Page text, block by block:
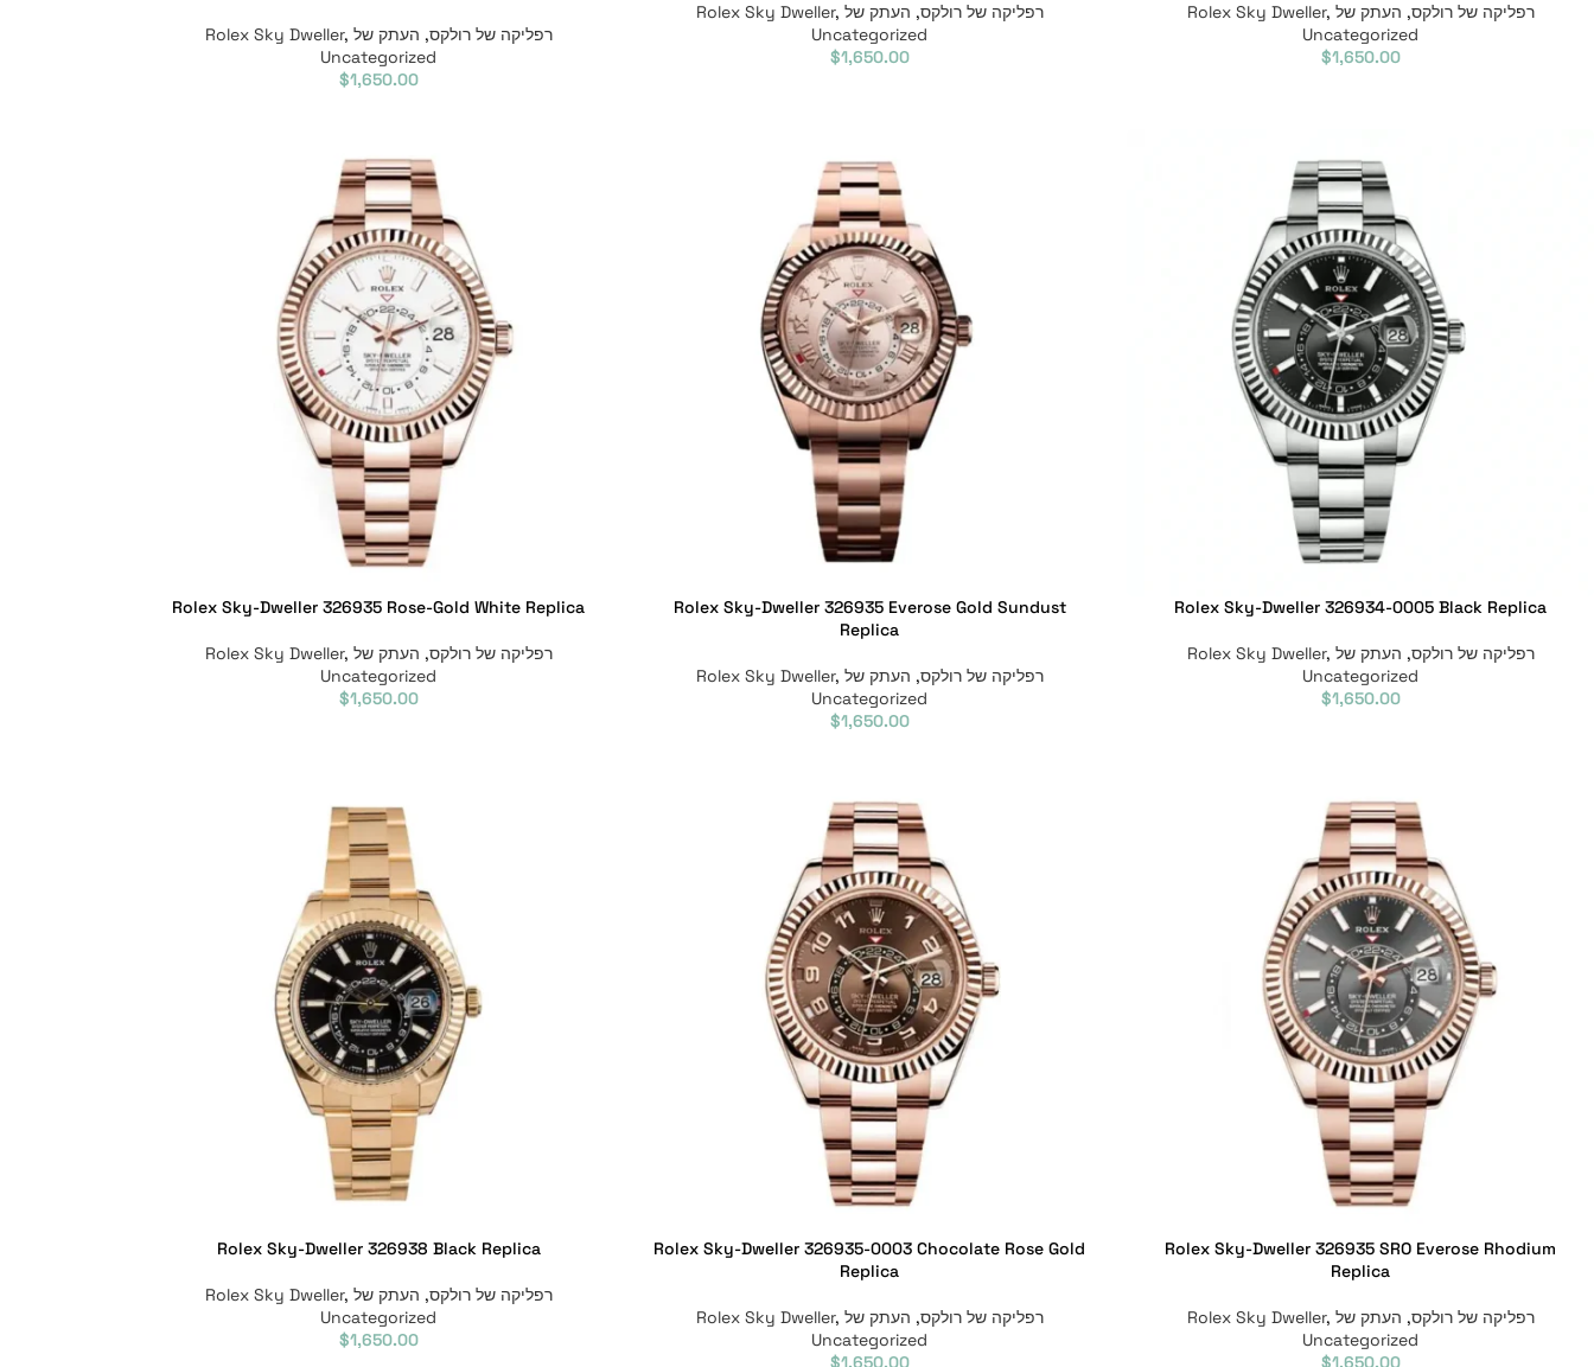
רפליקה של רולקס, העתק של Rolex Sky Dweller ,
Uncategorized
$1,650.00
רפליקה של רולקס, העתק של Rolex Sky Dweller ,
Uncategorized
$1,650.00
רפליקה של רולקס, העתק של Rolex Sky Dweller ,
Uncategorized
$1,650.00
Rolex Sky-Dweller 326934-0005 Black Replica
רפליקה של רולקס, העתק של Rolex Sky Dweller ,
Uncategorized
$1,650.00
Rolex Sky-Dweller 326935 Everose Gold Sundust
Replica
רפליקה של רולקס, העתק של Rolex Sky Dweller ,
Uncategorized
$1,650.00
Rolex Sky-Dweller 326935 Rose-Gold White Replica
רפליקה של רולקס, העתק של Rolex Sky Dweller ,
Uncategorized
$1,650.00
Rolex Sky-Dweller 326935 SRO Everose Rhodium
Replica
רפליקה של רולקס, העתק של Rolex Sky Dweller ,
Uncategorized
$1,650.00
Rolex Sky-Dweller 326935-0003 Chocolate Rose Gold
Replica
רפליקה של רולקס, העתק של Rolex Sky Dweller ,
Uncategorized
$1,650.00
Rolex Sky-Dweller 326938 Black Replica
רפליקה של רולקס, העתק של Rolex Sky Dweller ,
Uncategorized
$1,650.00